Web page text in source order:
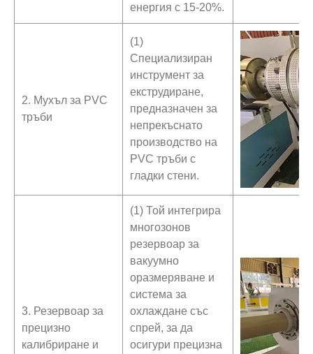
енергия с 15-20%.
2. Мухъл за PVC
тръби
(1)
Специализиран
инструмент за
екструдиране,
предназначен за
непрекъснато
производство на
PVC тръби с
гладки стени.
3. Резервоар за
прецизно
калибриране и
(1) Той интегрира
многозонов
резервоар за
вакуумно
оразмеряване и
система за
охлаждане със
спрей, за да
осигури прецизна